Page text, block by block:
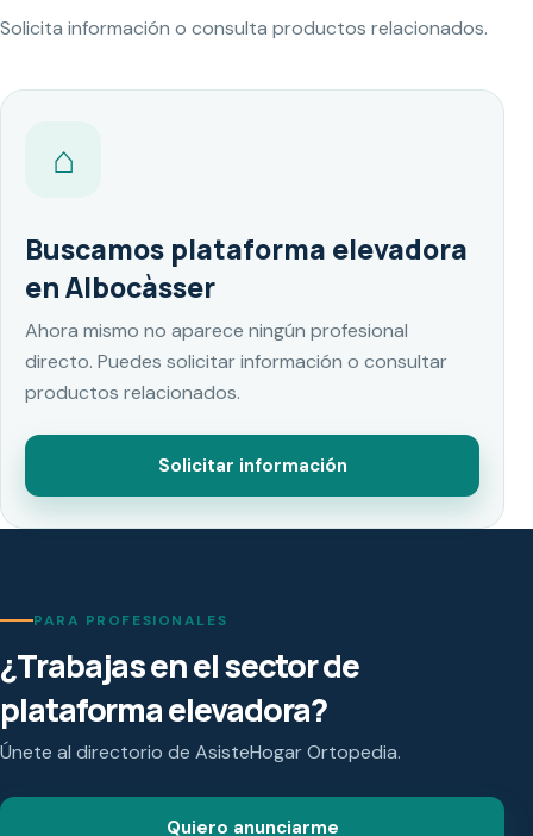
Solicita información o consulta productos relacionados.
⌂
Buscamos plataforma elevadora
en Albocàsser
Ahora mismo no aparece ningún profesional
directo. Puedes solicitar información o consultar
productos relacionados.
Solicitar información
PARA PROFESIONALES
¿Trabajas en el sector de
plataforma elevadora?
Únete al directorio de AsisteHogar Ortopedia.
Quiero anunciarme